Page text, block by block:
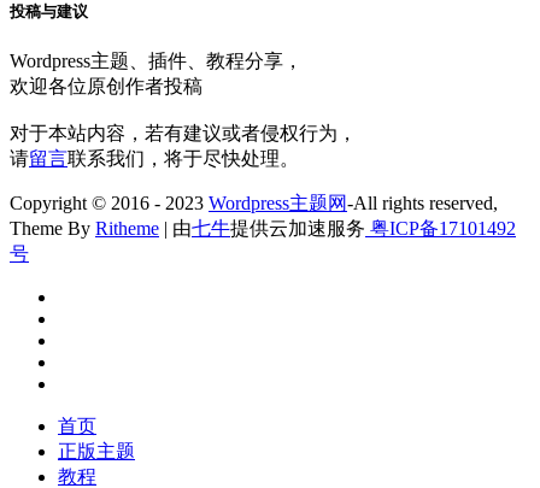
投稿与建议
Wordpress主题、插件、教程分享，
欢迎各位原创作者投稿
对于本站内容，若有建议或者侵权行为，
请留言联系我们，将于尽快处理。
Copyright © 2016 - 2023 Wordpress主题网-All rights reserved,
Theme By Ritheme | 由七牛提供云加速服务 粤ICP备17101492
号
首页
正版主题
教程